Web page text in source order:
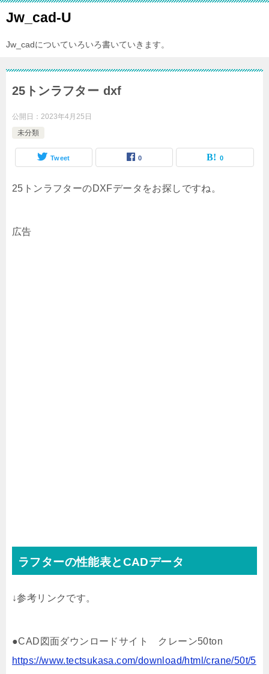
Jw_cad-U
Jw_cadについていろいろ書いていきます。
25トンラフター dxf
公開日： 2023年4月25日
未分類
Tweet 0 0
25トンラフターのDXFデータをお探しですね。
広告
ラフターの性能表とCADデータ
↓参考リンクです。
●CAD図面ダウンロードサイト クレーン50ton
https://www.tectsukasa.com/download/html/crane/50t/5